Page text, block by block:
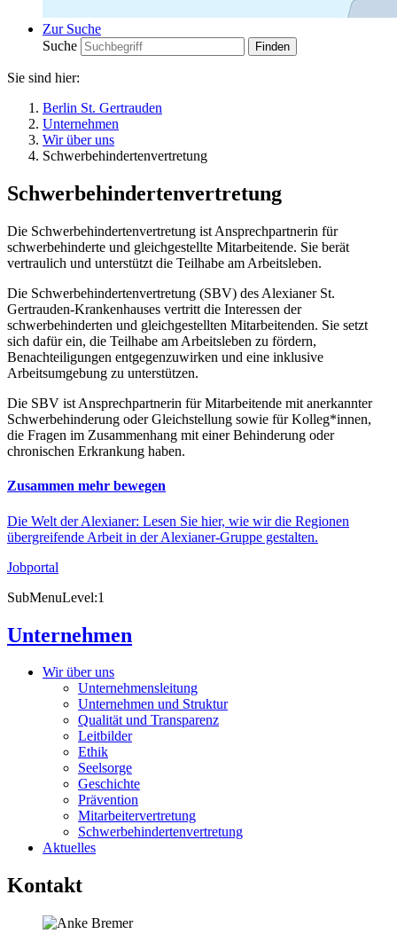
Zur Suche
Suche
Sie sind hier:
Berlin St. Gertrauden
Unternehmen
Wir über uns
Schwerbehindertenvertretung
Schwerbehindertenvertretung
Die Schwerbehindertenvertretung ist Ansprechpartnerin für
schwerbehinderte und gleichgestellte Mitarbeitende. Sie berät
vertraulich und unterstützt die Teilhabe am Arbeitsleben.
Die Schwerbehindertenvertretung (SBV) des Alexianer St.
Gertrauden-Krankenhauses vertritt die Interessen der
schwerbehinderten und gleichgestellten Mitarbeitenden. Sie setzt
sich dafür ein, die Teilhabe am Arbeitsleben zu fördern,
Benachteiligungen entgegenzuwirken und eine inklusive
Arbeitsumgebung zu unterstützen.
Die SBV ist Ansprechpartnerin für Mitarbeitende mit anerkannter
Schwerbehinderung oder Gleichstellung sowie für Kolleg*innen,
die Fragen im Zusammenhang mit einer Behinderung oder
chronischen Erkrankung haben.
Zusammen mehr bewegen
Die Welt der Alexianer: Lesen Sie hier, wie wir die Regionen
übergreifende Arbeit in der Alexianer-Gruppe gestalten.
Jobportal
SubMenuLevel:1
Unternehmen
Wir über uns
Unternehmensleitung
Unternehmen und Struktur
Qualität und Transparenz
Leitbilder
Ethik
Seelsorge
Geschichte
Prävention
Mitarbeitervertretung
Schwerbehindertenvertretung
Aktuelles
Kontakt